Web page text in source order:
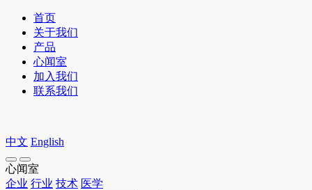
首页
关于我们
产品
心闻室
加入我们
联系我们
中文 English
心闻室
企业 行业 技术 医学